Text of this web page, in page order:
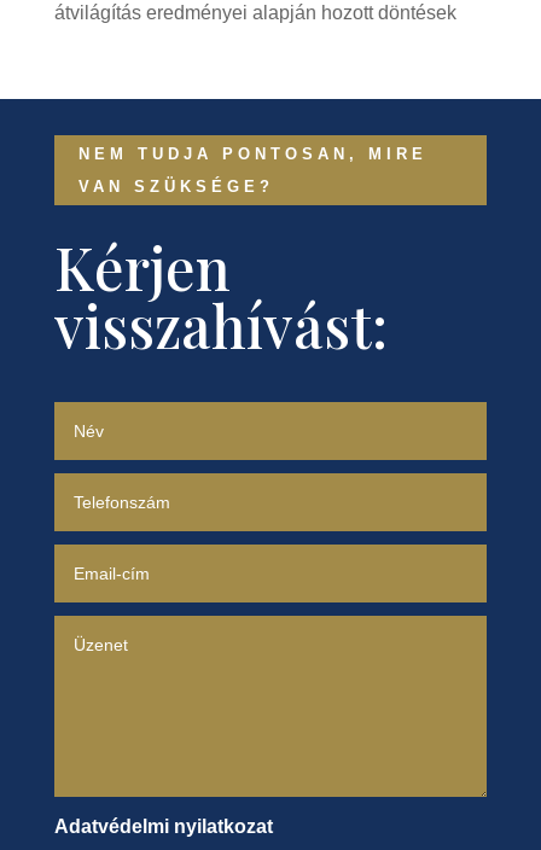
átvilágítás eredményei alapján hozott döntések
NEM TUDJA PONTOSAN, MIRE
VAN SZÜKSÉGE?
Kérjen
visszahívást:
Adatvédelmi nyilatkozat